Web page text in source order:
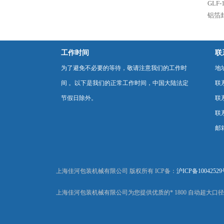
GLF-
铝箔
工作时间
为了避免不必要的等待，敬请注意我们的工作时
间 。以下是我们的正常工作时间，中国大陆法定
节假日除外。
联
地
联
联
联
邮
上海佳河包装机械有限公司 版权所有 ICP备： 沪ICP备10042529
上海佳河包装机械有限公司为您提供优质的* 1800 自动超大口